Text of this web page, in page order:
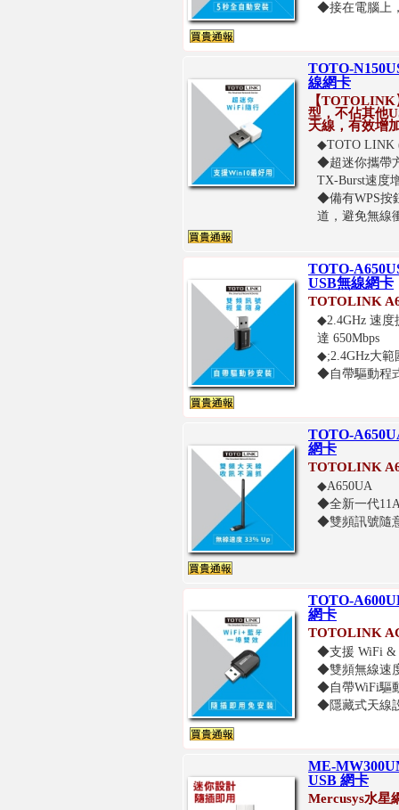
◆接在電腦上
TOTO-
線網卡
【TOTOLINK
型，不佔其他
天線，有效增
◆TOTO LINK
◆超迷你攜帶
TX-Burst速度
◆備有WPS按
道，避免無線
TOTO-
USB無線網卡
TOTOLINK
◆2.4GHz 速度
達 650Mbps
◆;2.4GHz大範
◆自帶驅動程
TOTO-
網卡
TOTOLINK
◆A650UA
◆全新一代
◆雙頻訊號隨
TOTO-
網卡
TOTOLINK
◆支援 WiFi &
◆雙頻無線速
◆自帶WiFi驅
◆隱藏式天線
ME-
USB 網卡
Mercusys水星